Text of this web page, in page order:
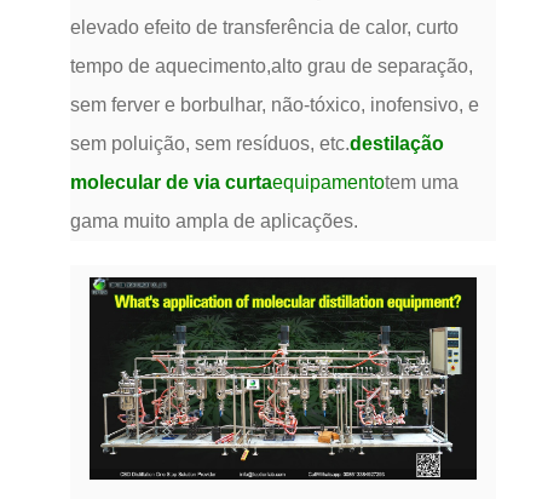
elevado efeito de transferência de calor, curto
tempo de aquecimento,alto grau de separação,
sem ferver e borbulhar, não-tóxico, inofensivo, e
sem poluição, sem resíduos, etc.destilação
molecular de via curtaequipamentotem uma
gama muito ampla de aplicações.